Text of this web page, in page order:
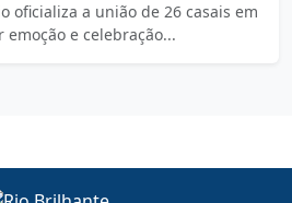
oficializa a união de 26 casais em
e celebração...